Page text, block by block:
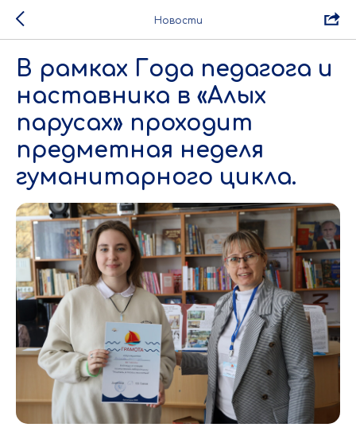
Новости
В рамках Года педагога и
наставника в «Алых
парусах» проходит
предметная неделя
гуманитарного цикла.